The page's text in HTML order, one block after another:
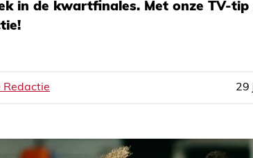
in de kwartfinales. Met onze TV-tip
Redactie 29